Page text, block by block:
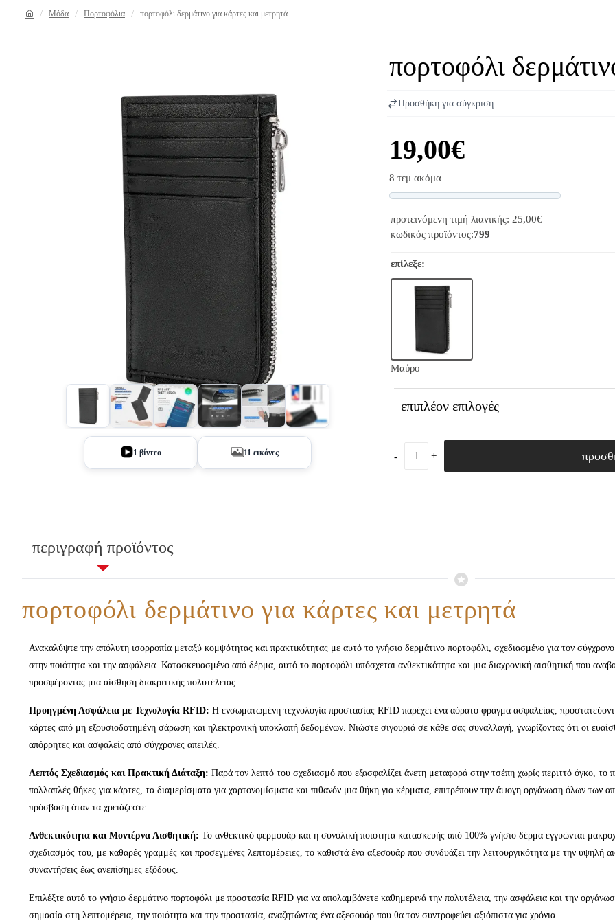
Μόδα Πορτοφόλια πορτοφόλι δερμάτινο για κάρτες και μετρητά
1 βίντεο 11 εικόνες
πορτοφόλι
19,00€
8 τεμ ακόμα
Προσθήκη για σύγκριση
προτεινόμενη τιμή λιανικής: 25,00€
κωδικός προϊόντος:799
επίλεξε:
Μαύρο
επιπλέον επιλογές
περιγραφή προϊόντος
πορτοφόλι δερμάτινο για κάρτες και μετρητά
Ανακαλύψτε την απόλυτη ισορροπία μεταξύ κομψότητας και πρακτικότητας με αυτό το γνήσιο δερμάτινο πορτοφόλι, σχεδιασμένο για τον
στην ποιότητα και την ασφάλεια. Κατασκευασμένο από δέρμα, αυτό το πορτοφόλι υπόσχεται ανθεκτικότητα και μια διαχρονική αισθητική που
προσφέροντας μια αίσθηση διακριτικής πολυτέλειας.
Προηγμένη Ασφάλεια με Τεχνολογία RFID: Η ενσωματωμένη τεχνολογία προστασίας RFID παρέχει ένα αόρατο φράγμα ασφαλείας,
κάρτες από μη εξουσιοδοτημένη σάρωση και ηλεκτρονική υποκλοπή δεδομένων. Νιώστε σιγουριά σε κάθε σας συναλλαγή, γνωρίζοντας ότι οι
απόρρητες και ασφαλείς από σύγχρονες απειλές.
Λεπτός Σχεδιασμός και Πρακτική Διάταξη: Παρά τον λεπτό του σχεδιασμό που εξασφαλίζει άνετη μεταφορά στην τσέπη χωρίς περιττό όγκο, το
πολλαπλές θήκες για κάρτες, τα διαμερίσματα για χαρτονομίσματα και πιθανόν μια θήκη για κέρματα, επιτρέπουν την άψογη οργάνωση όλων των
πρόσβαση όταν τα χρειάζεστε.
Ανθεκτικότητα και Μοντέρνα Αισθητική: Το ανθεκτικό φερμουάρ και η συνολική ποιότητα κατασκευής από 100% γνήσιο δέρμα εγγυώνται
σχεδιασμός του, με καθαρές γραμμές και προσεγμένες λεπτομέρειες, το καθιστά ένα αξεσουάρ που συνδυάζει την λειτουργικότητα με την υψηλή
συναντήσεις έως ανεπίσημες εξόδους.
Επιλέξτε αυτό το γνήσιο δερμάτινο πορτοφόλι με προστασία RFID για να απολαμβάνετε καθημερινά την πολυτέλεια, την ασφάλεια και την
σημασία στη λεπτομέρεια, την ποιότητα και την προστασία, αναζητώντας ένα αξεσουάρ που θα τον συντροφεύει αξιόπιστα για χρόνια.